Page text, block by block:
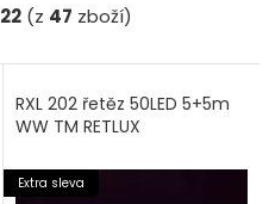
22 (z 47 zboží)
RXL 202 řetěz 50LED 5+5m
WW TM RETLUX
Extra sleva